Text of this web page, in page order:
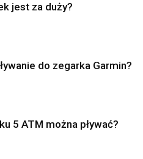
jest za duży?
do zegarka Garmin?
5 ATM można pływać?